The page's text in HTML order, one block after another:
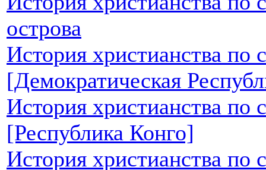
острова
История христианства по
[Демократическая
История христианства по
[Республика Конго]
История христианства по